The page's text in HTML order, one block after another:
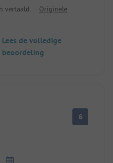
vertaald.
Originele
Lees de volledige
beoordeling
6